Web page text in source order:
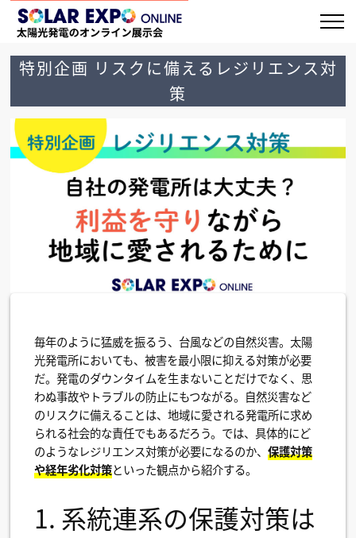
特別企画 リスクに備えるレジリエンス対
策
毎年のように猛威を振るう、台風などの自然災害。太陽
光発電所においても、被害を最小限に抑える対策が必要
だ。発電のダウンタイムを生まないことだけでなく、思
わぬ事故やトラブルの防止にもつながる。自然災害など
のリスクに備えることは、地域に愛される発電所に求め
られる社会的な責任でもあるだろう。では、具体的にど
のようなレジリエンス対策が必要になるのか、保護対策
や経年劣化対策といった観点から紹介する。
1. 系統連系の保護対策は